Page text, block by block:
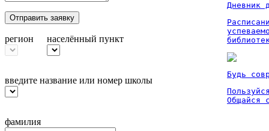
Отправить заявку
регион населённый пункт
введите название или номер школы
фамилия
Дневник
Будь
Общайся